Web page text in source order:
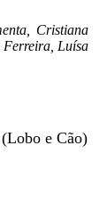
Cristiana
Ferreira, Luísa